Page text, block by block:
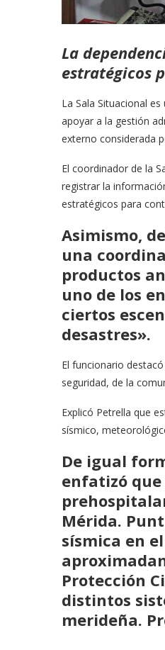
La
estratégicos
La Sala Situacional
apoyar a la gestión
externo considerada
El coordinador de la
registrar la
estratégicos para
Asimismo,
una
productos
uno de los
ciertos
desastres».
El funcionario
seguridad, de la
Explicó Petrella que
sísmico,
De igual
enfatizó
Mérida.
sísmica en
Protección
distintos
merideña.